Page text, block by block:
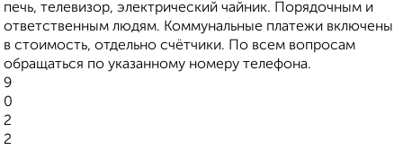
печь, телевизор, электрический чайник. Порядочным и
ответственным людям. Коммунальные платежи включены
в стоимость, отдельно счётчики. По всем вопросам
обращаться по указанному номеру телефона.
9
0
2
2